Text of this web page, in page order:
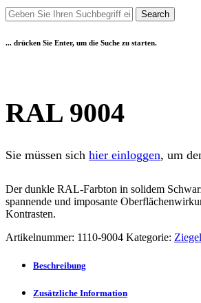
... drücken Sie Enter, um die Suche zu starten.
RAL 9004
Sie müssen sich hier einloggen, um
Der dunkle RAL-Farbton in solidem
spannende und imposante
Kontrasten.
Artikelnummer: 1110-9004 Kategorie:
Beschreibung
Zusätzliche Information